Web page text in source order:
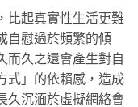
比起真實性生活更難
自慰過於頻繁的傾
而久之還會產生對自
式」的依賴感，造成
久沉湎於虛擬網絡會